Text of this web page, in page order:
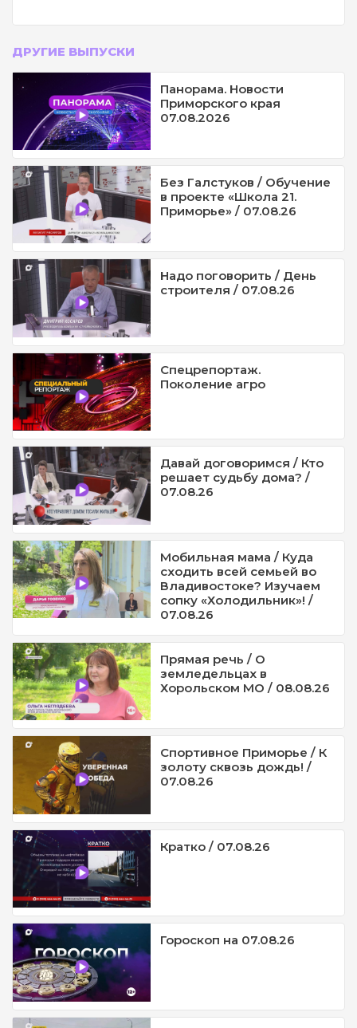
ДРУГИЕ ВЫПУСКИ
Панорама. Новости
Приморского края
07.08.2026
Без Галстуков / Обучение
в проекте «Школа 21.
Приморье» / 07.08.26
Надо поговорить / День
строителя / 07.08.26
Спецрепортаж.
Поколение агро
Давай договоримся / Кто
решает судьбу дома? /
07.08.26
Мобильная мама / Куда
сходить всей семьей во
Владивостоке? Изучаем
сопку «Холодильник»! /
07.08.26
Прямая речь / О
земледельцах в
Хорольском МО / 08.08.26
Спортивное Приморье / К
золоту сквозь дождь! /
07.08.26
Кратко / 07.08.26
Гороскоп на 07.08.26